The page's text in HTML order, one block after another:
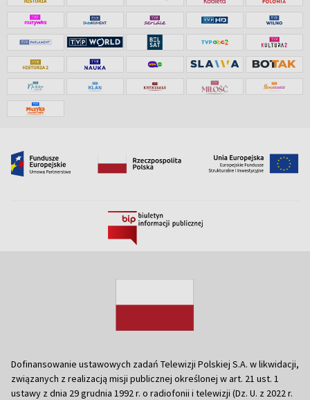
Dofinansowanie ustawowych zadań Telewizji Polskiej S.A. w likwidacji,
związanych z realizacją misji publicznej określonej w art. 21 ust. 1
ustawy z dnia 29 grudnia 1992 r. o radiofonii i telewizji (Dz. U. z 2022 r.